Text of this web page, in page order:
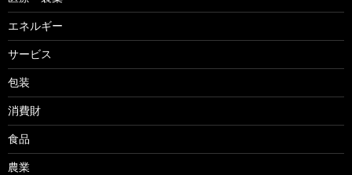
エネルギー
サービス
包装
消費財
食品
農業